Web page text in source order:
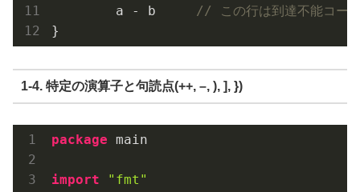
        a - b
// この行は到達不能コー
1-4. 特定の演算子と句読点(++, –, ), ], })
package main
import "fmt"